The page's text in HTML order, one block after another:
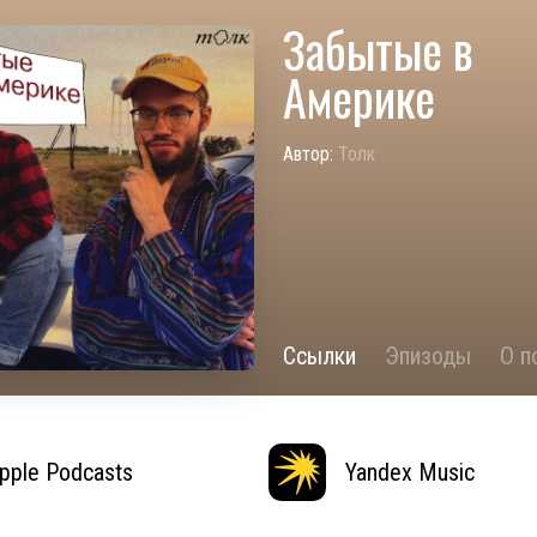
Забытые в
Америке
Автор: Толк
Ссылки Эпизоды О
Podcasts Yandex Music